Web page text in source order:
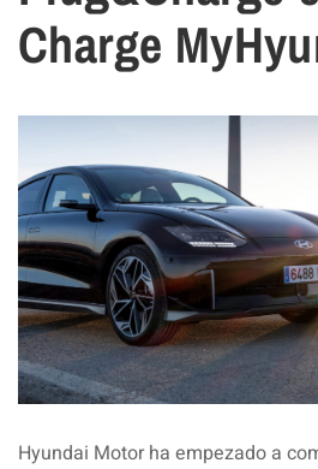
Charge
Hyundai Motor ha empezado a